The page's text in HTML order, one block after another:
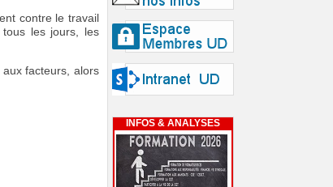
contre le travail
les jours, les
facteurs, alors
INFOS & ANALYSES